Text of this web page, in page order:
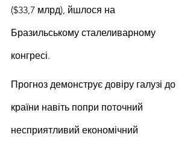
($33,7 млрд), йшлося на
Бразильському сталеливарному
конгресі.
Прогноз демонструє довіру галузі до
країни навіть попри поточний
несприятливий економічний